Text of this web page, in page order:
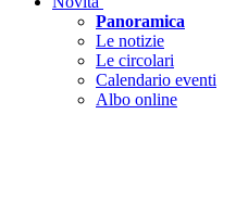
Panoramica
Le notizie
Le circolari
Calendario eventi
Albo online